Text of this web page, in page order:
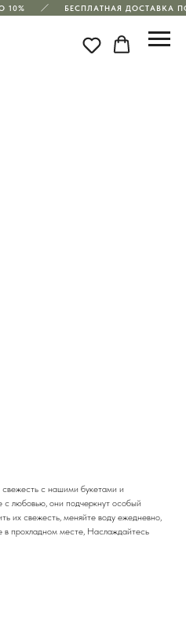
10% БЕСПЛАТНАЯ ДОСТАВКА
с нашими букетами и
любовью, они подчеркнут особый
их свежесть, меняйте воду ежедневно,
в прохладном месте, Наслаждайтесь